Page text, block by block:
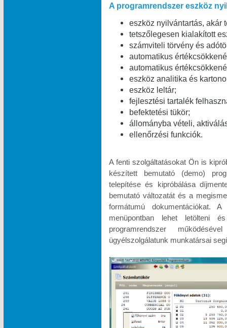
A programrendszer eszköz
eszköz nyilvántartás, akár
tetszőlegesen kialakított
számviteli törvény és
automatikus
automatikus
eszköz analitika és
eszköz leltár;
fejlesztési tartalék
befektetési tükör;
állományba vételi,
ellenőrzési funkciók.
A fenti szolgáltatásokat Ön is
készített bemutató (demo)
telepítése és kipróbálása
bemutató változatát és a
formátumú dokumentációkat.
menüpontban lehet letölteni
programrendszer
ügyélszolgálatunk munkatársai